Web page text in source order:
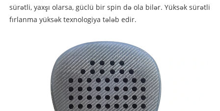
sürətli, yaxşı olarsa, güclü bir spin də ola bilər. Yüksək sürətli
fırlanma yüksək texnologiya tələb edir.